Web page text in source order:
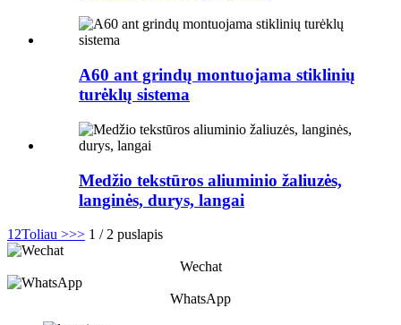
A60 ant grindų montuojama stiklinių
turėklų sistema
Medžio tekstūros aliuminio žaliuzės,
langinės, durys, langai
1 2Toliau >>> 1 / 2 puslapis
Wechat
WhatsApp